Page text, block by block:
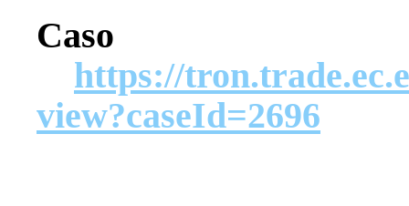
Caso
https://
view?caseId=2696